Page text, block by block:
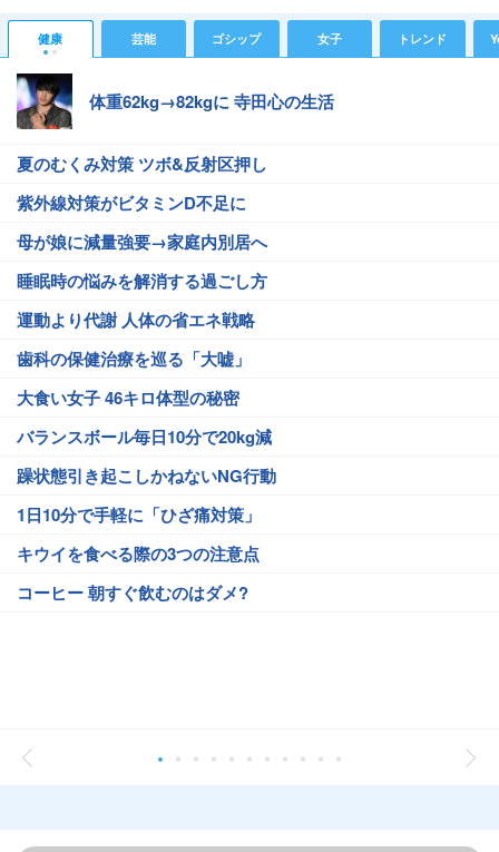
健康 芸能 ゴシップ 女子 トレンド
体重62kg→82kgに 寺田心の生活
夏のむくみ対策 ツボ&反射区押し
紫外線対策がビタミンD不足に
母が娘に減量強要→家庭内別居へ
睡眠時の悩みを解消する過ごし方
運動より代謝 人体の省エネ戦略
歯科の保健治療を巡る「大嘘」
大食い女子 46キロ体型の秘密
バランスボール毎日10分で20kg減
躁状態引き起こしかねないNG行動
1日10分で手軽に「ひざ痛対策」
キウイを食べる際の3つの注意点
コーヒー 朝すぐ飲むのはダメ?